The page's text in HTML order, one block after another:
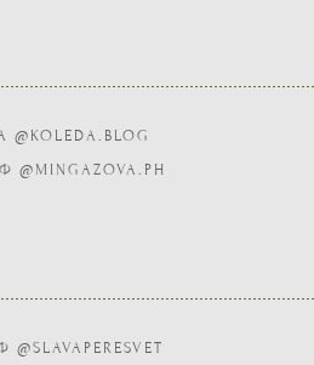
@KOLEDA.BLOG
@MINGAZOVA.PH